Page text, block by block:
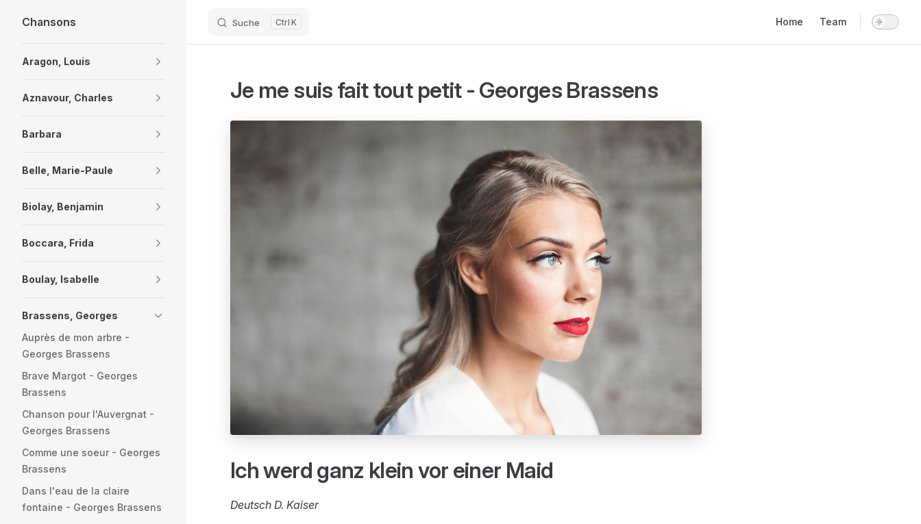
Skip to content
Chansons Suche K Home Team
Aragon, Louis
Aznavour, Charles
Barbara
Belle, Marie-Paule
Biolay, Benjamin
Boccara, Frida
Boulay, Isabelle
Brassens, Georges
Auprès de mon arbre -
Georges Brassens
Brave Margot - Georges
Brassens
Chanson pour l'Auvergnat -
Georges Brassens
Comme une soeur - Georges
Brassens
Dans l'eau de la claire
fontaine - Georges Brassens
Je me suis fait tout petit - Georges Brassens
Ich werd ganz klein vor einer Maid
Deutsch D. Kaiser